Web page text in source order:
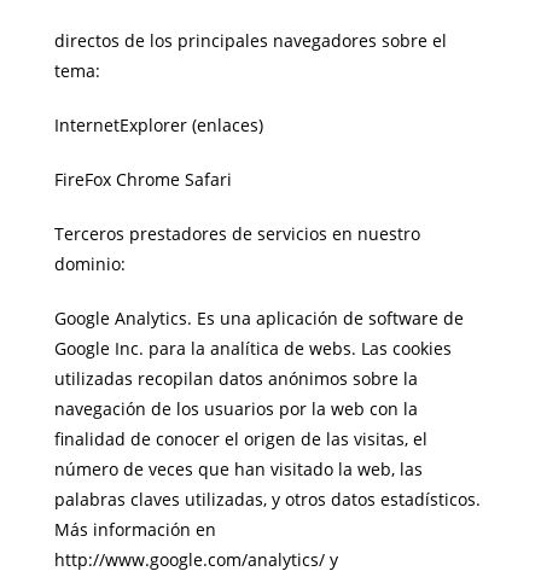
directos de los principales navegadores sobre el
tema:
InternetExplorer (enlaces)
FireFox Chrome Safari
Terceros prestadores de servicios en nuestro
dominio:
Google Analytics. Es una aplicación de software de
Google Inc. para la analítica de webs. Las cookies
utilizadas recopilan datos anónimos sobre la
navegación de los usuarios por la web con la
finalidad de conocer el origen de las visitas, el
número de veces que han visitado la web, las
palabras claves utilizadas, y otros datos estadísticos.
Más información en
http://www.google.com/analytics/ y